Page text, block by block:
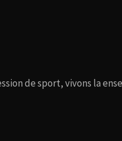
de sport, vivons la